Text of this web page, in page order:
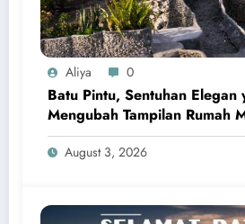
Aliya 0
Batu Pintu, Sentuhan Elegan
Mengubah Tampilan Rumah
Kokoh dan Berkelas
August 3, 2026